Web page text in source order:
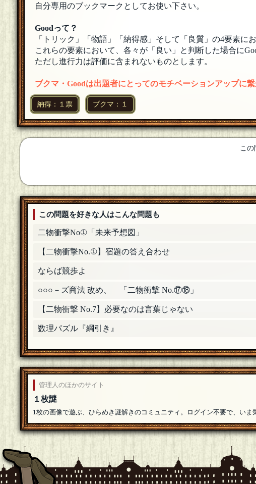
ハイジ
白石コーソー[まねきねこ]
参加します！[23年02月24日 21:43]
参加します☆彡[23年02月24日 21:41]
白
いただきます。[23年02月24日 21:25]
フリテンダブリー
キツイの彼方
参加して頂ける人々へ、あらかじめ歓迎させてもらいま
自分専用のブックマークとしてお使い下さい。
Goodって？
「トリック」「物語」「納得感」そして「良質」の4要素に
これらの要素において、各々が「良い」と判断した場合に
ただし進行力は評価に含まれないものとします。
ブクマ・Goodは出題者にとってのモチベーションアップに
納得：１票 ブクマ：１
この
この問題を好きな人はこんな問題も
二物衝撃No①「未来予想図」
【二物衝撃No.①】宿題の答え合わせ
ならば競歩よ
○○○－ズ商法 改め、 「二物衝撃 No.⑰⑱」
【二物衝撃 No.7】必要なのは言葉じゃない
数理パズル『綱引き』
管理人のほかのサイト
１枚謎
1枚の画像で遊ぶ、ひらめき謎解きのコミュニティ。ログイン不要で、いま